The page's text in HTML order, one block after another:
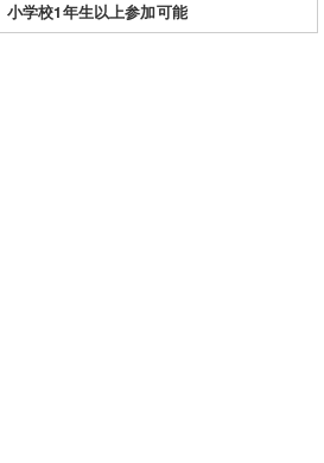
小学校1年生以上参加可能